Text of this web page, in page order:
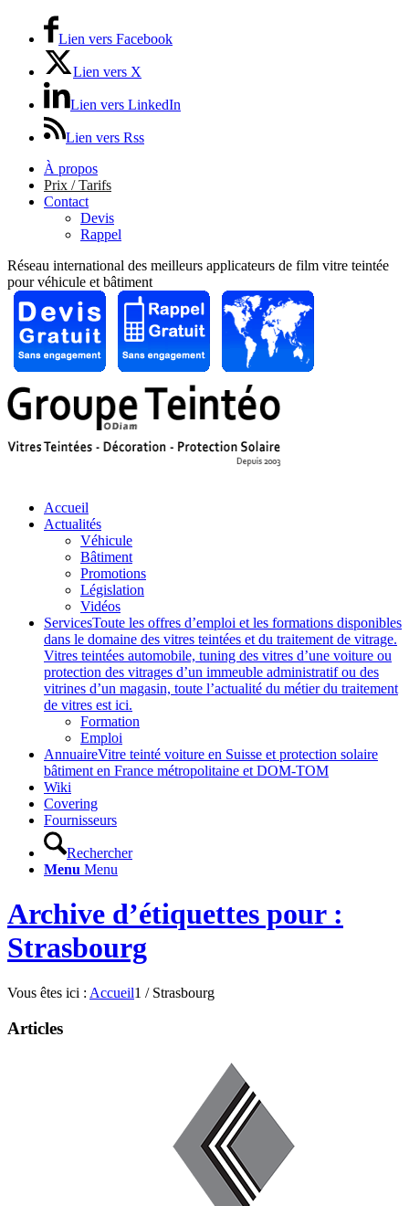
Lien vers Facebook
Lien vers X
Lien vers LinkedIn
Lien vers Rss
À propos
Prix / Tarifs
Contact
Devis
Rappel
Réseau international des meilleurs applicateurs de film vitre teintée
pour véhicule et bâtiment
Accueil
Actualités
Véhicule
Bâtiment
Promotions
Législation
Vidéos
ServicesToute les offres d’emploi et les formations disponibles
dans le domaine des vitres teintées et du traitement de vitrage.
Vitres teintées automobile, tuning des vitres d’une voiture ou
protection des vitrages d’un immeuble administratif ou des
vitrines d’un magasin, toute l’actualité du métier du traitement
de vitres est ici.
Formation
Emploi
AnnuaireVitre teinté voiture en Suisse et protection solaire
bâtiment en France métropolitaine et DOM-TOM
Wiki
Covering
Fournisseurs
Rechercher
Menu Menu
Archive d’étiquettes pour :
Strasbourg
Vous êtes ici : Accueil1 / Strasbourg
Articles